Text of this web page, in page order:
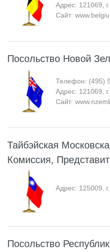
Адрес: 121069,
Сайт:
Посольство Новой
Телефон: (495)
Адрес: 121069,
Сайт:
Тайбэйская
Комиссия,
Адрес: 125009,
Посольство